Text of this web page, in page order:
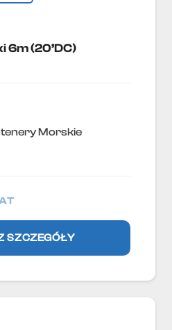
(20’DC)
Morskie
SZCZEGÓŁY